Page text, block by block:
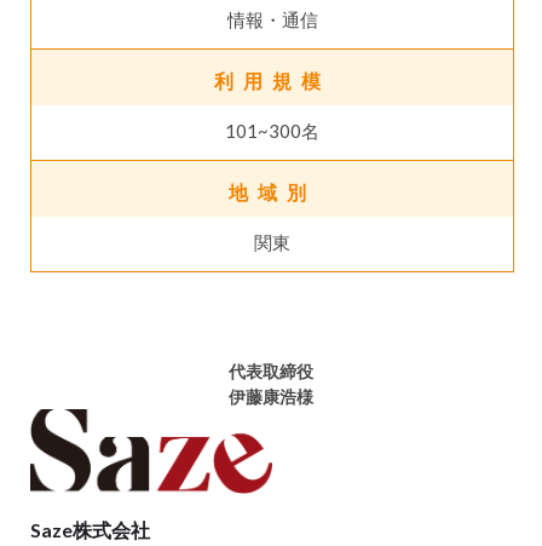
情報・通信
利用規模
101~300名
地域別
関東
代表取締役
伊藤康浩様
Saze株式会社